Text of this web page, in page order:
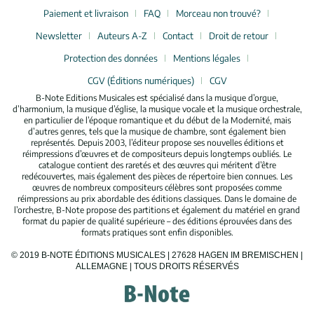
Paiement et livraison FAQ
Morceau non trouvé?
Newsletter
Auteurs A-Z Contact
Droit de retour
Protection des données
Mentions légales
CGV (Éditions numériques)
CGV
B-Note Editions Musicales est spécialisé dans la musique d’orgue,
d’harmonium, la musique d’église, la musique vocale et la musique orchestrale,
en particulier de l’époque romantique et du début de la Modernité, mais
d’autres genres, tels que la musique de chambre, sont également bien
représentés. Depuis 2003, l’éditeur propose ses nouvelles éditions et
réimpressions d’œuvres et de compositeurs depuis longtemps oubliés. Le
catalogue contient des raretés et des œuvres qui méritent d’être
redécouvertes, mais également des pièces de répertoire bien connues. Les
œuvres de nombreux compositeurs célèbres sont proposées comme
réimpressions au prix abordable des éditions classiques. Dans le domaine de
l’orchestre, B-Note propose des partitions et également du matériel en grand
format du papier de qualité supérieure – des éditions éprouvées dans des
formats pratiques sont enfin disponibles.
© 2019 B-NOTE ÉDITIONS MUSICALES | 27628 HAGEN IM BREMISCHEN |
ALLEMAGNE | TOUS DROITS RÉSERVÉS